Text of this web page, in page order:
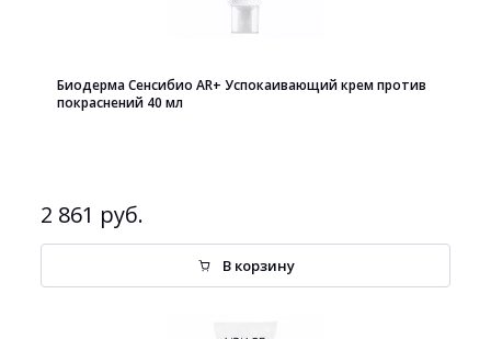
Биодерма Сенсибио AR+ Успокаивающий крем против
покраснений 40 мл
2 861 руб.
В корзину